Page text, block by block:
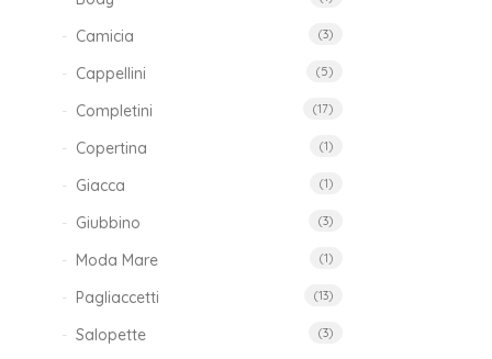
Camicia (3)
Cappellini (5)
Completini (17)
Copertina (1)
Giacca (1)
Giubbino (3)
Moda Mare (1)
Pagliaccetti (13)
Salopette (3)